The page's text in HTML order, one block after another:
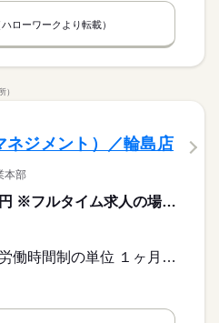
ハローワークより転載）
）
ネジメント）／輪島店
本部
262,000円〜350,000円 ※フルタイム求人の場合は月額（換算額）、パート求人の場合は時間額を表示しています。
変形労働時間制 変形労働時間制の単位 １ヶ月単位 就業時間１ 7時00分〜16時30分